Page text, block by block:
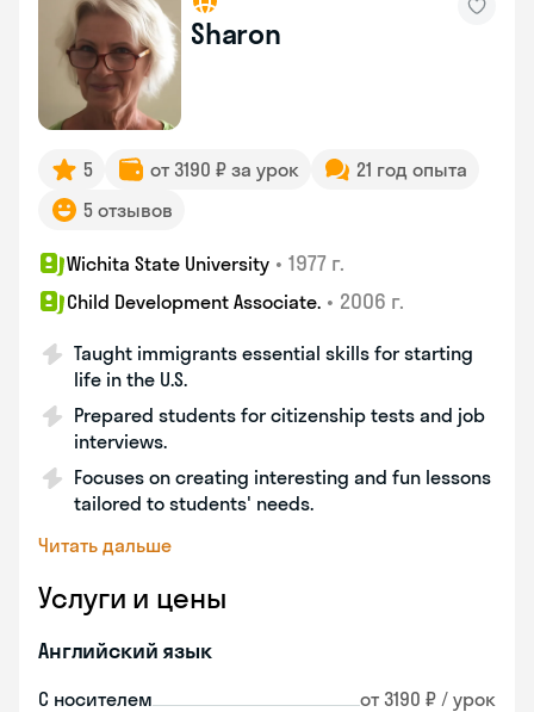
Sharon
5 от 3190 ₽ за урок
21 год опыта
5 отзывов
Wichita State University • 1977 г.
Child Development Associate. • 2006 г.
Taught immigrants essential skills for starting
life in the U.S.
Prepared students for citizenship tests and job
interviews.
Focuses on creating interesting and fun lessons
tailored to students' needs.
Читать дальше
Услуги и цены
Английский язык
С носителем от 3190 ₽ / урок